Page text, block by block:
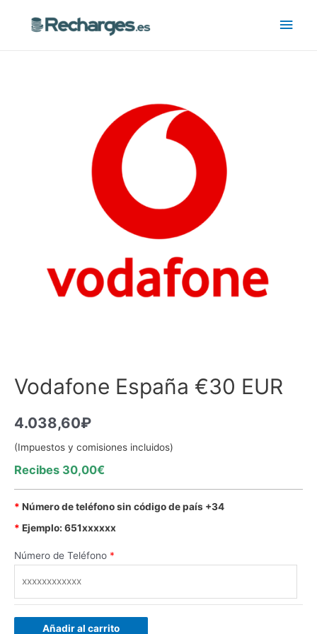
Vodafone España €30 EUR
4.038,60₽
(Impuestos y comisiones incluidos)
Recibes 30,00€
* Número de teléfono sin código de país +34
* Ejemplo: 651xxxxxx
Número de Teléfono *
Añadir al carrito